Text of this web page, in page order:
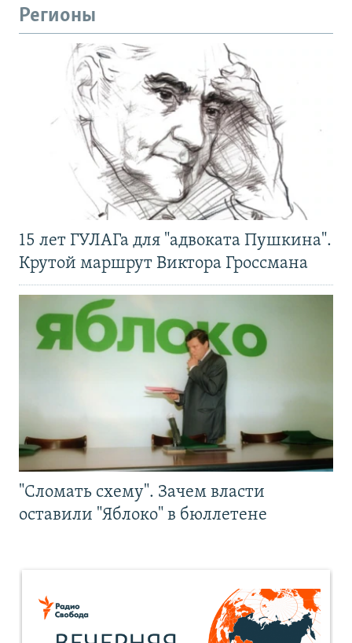
Регионы
15 лет ГУЛАГа для "адвоката Пушкина".
Крутой маршрут Виктора Гроссмана
"Сломать схему". Зачем власти
оставили "Яблоко" в бюллетене